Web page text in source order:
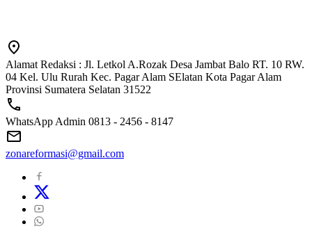
Alamat Redaksi : Jl. Letkol A.Rozak Desa Jambat Balo RT. 10 RW.
04 Kel. Ulu Rurah Kec. Pagar Alam SElatan Kota Pagar Alam
Provinsi Sumatera Selatan 31522
WhatsApp Admin 0813 - 2456 - 8147
zonareformasi@gmail.com